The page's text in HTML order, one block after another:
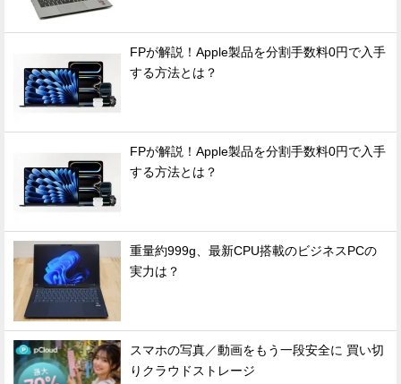
FPが解説！Apple製品を分割手数料0円で入手
する方法とは？
FPが解説！Apple製品を分割手数料0円で入手
する方法とは？
重量約999g、最新CPU搭載のビジネスPCの
実力は？
スマホの写真／動画をもう一段安全に 買い切
りクラウドストレージ